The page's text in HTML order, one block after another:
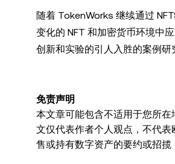
随着 TokenWorks 继续通过
变化的 NFT 和加密货币环境中
创新和实验的引人入胜的案例研
免责声明
本文章可能包含不适用于您所
文仅代表作者个人观点，不代
售或持有数字资产的要约或招
波动，甚至变得毫无价值。您